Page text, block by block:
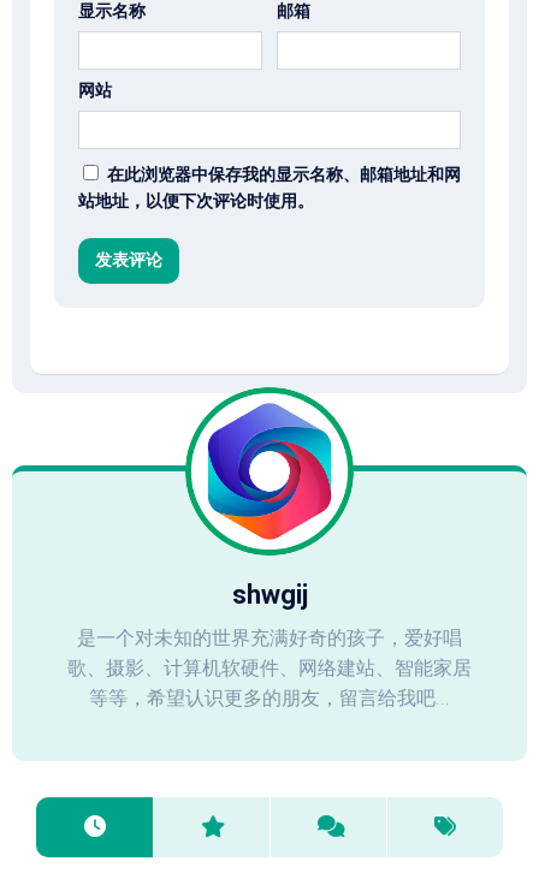
显示名称 邮箱
网站
在此浏览器中保存我的显示名称、邮箱地址和网
站地址，以便下次评论时使用。
shwgij
是一个对未知的世界充满好奇的孩子，爱好唱
歌、摄影、计算机软硬件、网络建站、智能家居
等等，希望认识更多的朋友，留言给我吧...